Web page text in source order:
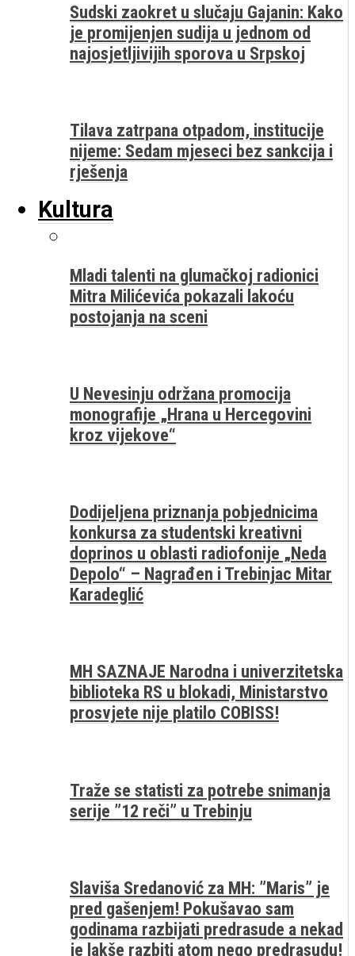
Sudski zaokret u slučaju Gajanin: Kako
je promijenjen sudija u jednom od
najosjetljivijih sporova u Srpskoj
Tilava zatrpana otpadom, institucije
nijeme: Sedam mjeseci bez sankcija i
rješenja
Kultura
Mladi talenti na glumačkoj radionici
Mitra Milićevića pokazali lakoću
postojanja na sceni
U Nevesinju održana promocija
monografije „Hrana u Hercegovini
kroz vijekove“
Dodijeljena priznanja pobjednicima
konkursa za studentski kreativni
doprinos u oblasti radiofonije „Neda
Depolo“ – Nagrađen i Trebinjac Mitar
Karadeglić
MH SAZNAJE Narodna i univerzitetska
biblioteka RS u blokadi, Ministarstvo
prosvjete nije platilo COBISS!
Traže se statisti za potrebe snimanja
serije ”12 reči” u Trebinju
Slaviša Sredanović za MH: ”Maris” je
pred gašenjem! Pokušavao sam
godinama razbijati predrasude a nekad
je lakše razbiti atom nego predrasudu!